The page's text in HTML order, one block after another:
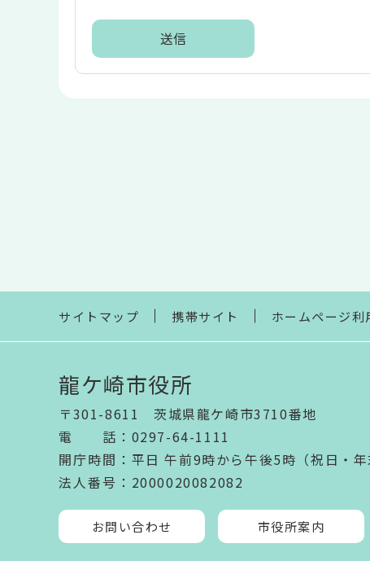
サイトマップ 携帯サイト ホームページ利
龍ケ崎市役所
〒301-8611 茨城県龍ケ崎市3710番地
電話 ： 0297-64-1111
開庁時間 ： 平日 午前9時から午後5時（祝日・年
法人番号 ：2000020082082
お問い合わせ 市役所案内